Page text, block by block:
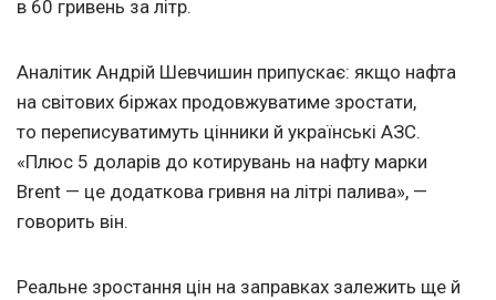
в 60 гривень за літр.
Аналітик Андрій Шевчишин припускає: якщо нафта
на світових біржах продовжуватиме зростати,
то переписуватимуть цінники й українські АЗС.
«Плюс 5 доларів до котирувань на нафту марки
Brent — це додаткова гривня на літрі палива», —
говорить він.
Реальне зростання цін на заправках залежить ще й